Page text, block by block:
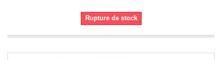
Rupture de stock